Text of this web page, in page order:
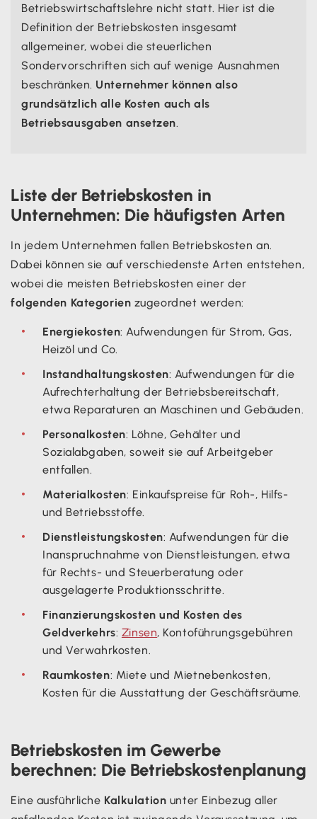
Betriebswirtschaftslehre nicht statt. Hier ist die
Definition der Betriebskosten insgesamt
allgemeiner, wobei die steuerlichen
Sondervorschriften sich auf wenige Ausnahmen
beschränken. Unternehmer können also
grundsätzlich alle Kosten auch als
Betriebsausgaben ansetzen.
Liste der Betriebskosten in
Unternehmen: Die häufigsten Arten
In jedem Unternehmen fallen Betriebskosten an.
Dabei können sie auf verschiedenste Arten entstehen,
wobei die meisten Betriebskosten einer der
folgenden Kategorien zugeordnet werden:
Energiekosten: Aufwendungen für Strom, Gas,
Heizöl und Co.
Instandhaltungskosten: Aufwendungen für die
Aufrechterhaltung der Betriebsbereitschaft,
etwa Reparaturen an Maschinen und Gebäuden.
Personalkosten: Löhne, Gehälter und
Sozialabgaben, soweit sie auf Arbeitgeber
entfallen.
Materialkosten: Einkaufspreise für Roh-, Hilfs-
und Betriebsstoffe.
Dienstleistungskosten: Aufwendungen für die
Inanspruchnahme von Dienstleistungen, etwa
für Rechts- und Steuerberatung oder
ausgelagerte Produktionsschritte.
Finanzierungskosten und Kosten des
Geldverkehrs: Zinsen, Kontoführungsgebühren
und Verwahrkosten.
Raumkosten: Miete und Mietnebenkosten,
Kosten für die Ausstattung der Geschäftsräume.
Betriebskosten im Gewerbe
berechnen: Die Betriebskostenplanung
Eine ausführliche Kalkulation unter Einbezug aller